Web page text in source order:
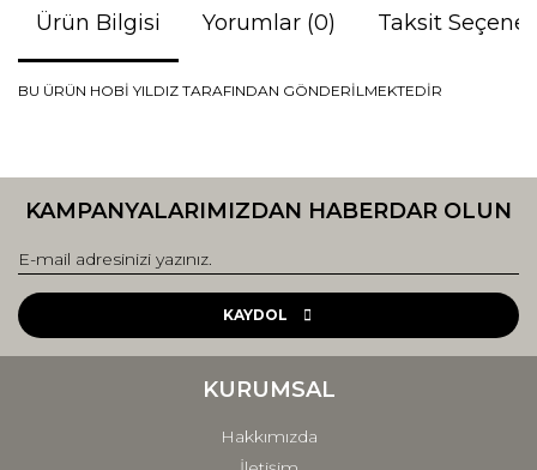
Ürün Bilgisi Yorumlar (0) Taksit
BU ÜRÜN HOBİ YILDIZ TARAFINDAN GÖNDERİLMEKTEDİR
konularda yetersiz gördüğünüz noktaları öneri formunu
Görüş ve önerileriniz için teşekkür ederiz.
Ürün resmi kalitesiz, bozuk veya görüntülenemiyor.
Ürün açıklamasında eksik bilgiler bulunuyor.
Ürün fiyatı diğer sitelerden daha pahalı.
KAMPANYALARIMIZDAN HABERDAR OLUN
KAYDOL
KURUMSAL
Hakkımızda